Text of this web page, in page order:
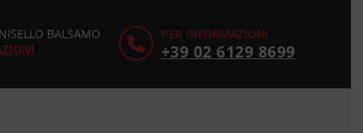
PER INFORMAZIONI
+39 02 6129 8699
BALSAMO